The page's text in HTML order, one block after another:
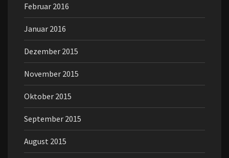
Februar 2016
Januar 2016
Dezember 2015
November 2015
Oktober 2015
September 2015
August 2015